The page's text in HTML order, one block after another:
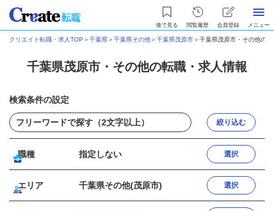
後で見る 閲覧履歴 会員登録 メニュー
クリエイト転職・求人TOP ＞千葉県＞千葉県その他＞千葉県茂原市＞千葉県茂原市・その他の
千葉県茂原市・その他の転職・求人情報
検索条件の設定
絞り込む
職種 指定しない 選択
エリア 千葉県その他(茂原市) 選択